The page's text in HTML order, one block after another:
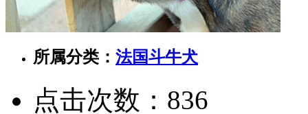
所属分类： 法国斗牛犬
点击次数： 836